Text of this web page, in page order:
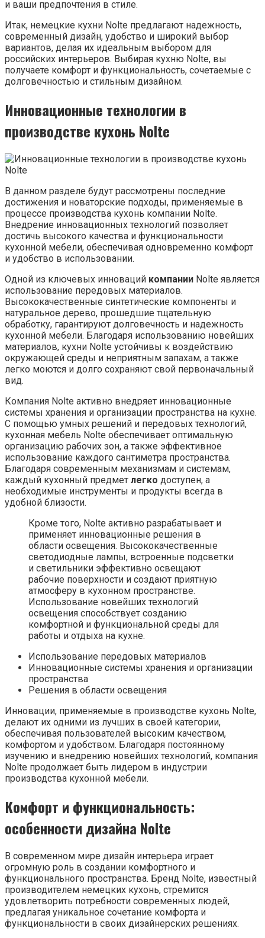
и ваши предпочтения в стиле.
Итак, немецкие кухни Nolte предлагают надежность,
современный дизайн, удобство и широкий выбор
вариантов, делая их идеальным выбором для
российских интерьеров. Выбирая кухню Nolte, вы
получаете комфорт и функциональность, сочетаемые с
долговечностью и стильным дизайном.
Инновационные технологии в
производстве кухонь Nolte
В данном разделе будут рассмотрены последние
достижения и новаторские подходы, применяемые в
процессе производства кухонь компании Nolte.
Внедрение инновационных технологий позволяет
достичь высокого качества и функциональности
кухонной мебели, обеспечивая одновременно комфорт
и удобство в использовании.
Одной из ключевых инноваций компании Nolte является
использование передовых материалов.
Высококачественные синтетические компоненты и
натуральное дерево, прошедшие тщательную
обработку, гарантируют долговечность и надежность
кухонной мебели. Благодаря использованию новейших
материалов, кухни Nolte устойчивы к воздействию
окружающей среды и неприятным запахам, а также
легко моются и долго сохраняют свой первоначальный
вид.
Компания Nolte активно внедряет инновационные
системы хранения и организации пространства на кухне.
С помощью умных решений и передовых технологий,
кухонная мебель Nolte обеспечивает оптимальную
организацию рабочих зон, а также эффективное
использование каждого сантиметра пространства.
Благодаря современным механизмам и системам,
каждый кухонный предмет легко доступен, а
необходимые инструменты и продукты всегда в
удобной близости.
Кроме того, Nolte активно разрабатывает и
применяет инновационные решения в
области освещения. Высококачественные
светодиодные лампы, встроенные подсветки
и светильники эффективно освещают
рабочие поверхности и создают приятную
атмосферу в кухонном пространстве.
Использование новейших технологий
освещения способствует созданию
комфортной и функциональной среды для
работы и отдыха на кухне.
Использование передовых материалов
Инновационные системы хранения и организации
пространства
Решения в области освещения
Инновации, применяемые в производстве кухонь Nolte,
делают их одними из лучших в своей категории,
обеспечивая пользователей высоким качеством,
комфортом и удобством. Благодаря постоянному
изучению и внедрению новейших технологий, компания
Nolte продолжает быть лидером в индустрии
производства кухонной мебели.
Комфорт и функциональность:
особенности дизайна Nolte
В современном мире дизайн интерьера играет
огромную роль в создании комфортного и
функционального пространства. Бренд Nolte, известный
производителем немецких кухонь, стремится
удовлетворить потребности современных людей,
предлагая уникальное сочетание комфорта и
функциональности в своих дизайнерских решениях.